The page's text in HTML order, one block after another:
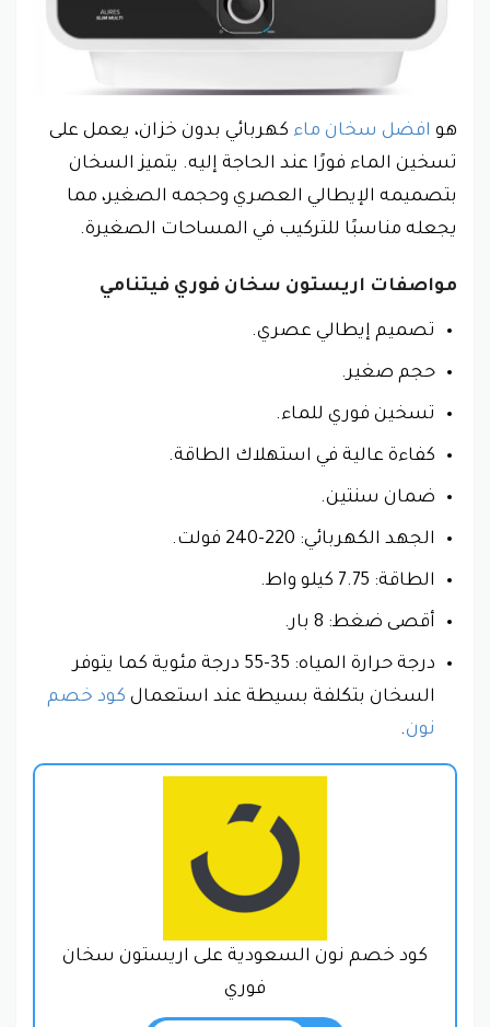
هو افضل سخان ماء كهربائي بدون خزان، يعمل على
تسخين الماء فورًا عند الحاجة إليه. يتميز السخان
بتصميمه الإيطالي العصري وحجمه الصغير، مما
يجعله مناسبًا للتركيب في المساحات الصغيرة.
مواصفات اريستون سخان فوري فيتنامي
تصميم إيطالي عصري.
حجم صغير.
تسخين فوري للماء.
كفاءة عالية في استهلاك الطاقة.
ضمان سنتين.
الجهد الكهربائي: 220-240 فولت.
الطاقة: 7.75 كيلو واط.
أقصى ضغط: 8 بار.
درجة حرارة المياه: 35-55 درجة مئوية كما يتوفر
السخان بتكلفة بسيطة عند استعمال كود خصم
نون.
كود خصم نون السعودية على اريستون سخان
فوري